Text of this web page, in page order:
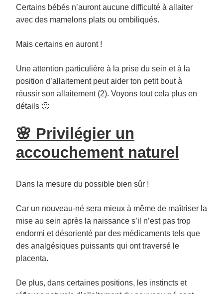
Certains bébés n’auront aucune difficulté à allaiter
avec des mamelons plats ou ombiliqués.
Mais certains en auront !
Une attention particulière à la prise du sein et à la
position d’allaitement peut aider ton petit bout à
réussir son allaitement (2). Voyons tout cela plus en
détails 🙂
🌸 Privilégier un
accouchement naturel
Dans la mesure du possible bien sûr !
Car un nouveau-né sera mieux à même de maîtriser la
mise au sein après la naissance s’il n’est pas trop
endormi et désorienté par des médicaments tels que
des analgésiques puissants qui ont traversé le
placenta.
De plus, dans certaines positions, les instincts et